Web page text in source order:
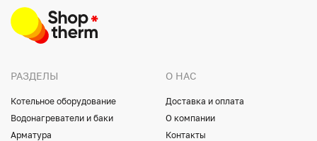
РАЗДЕЛЫ
Котельное оборудование
Водонагреватели и баки
Арматура
О НАС
Доставка и оплата
О компании
Контакты